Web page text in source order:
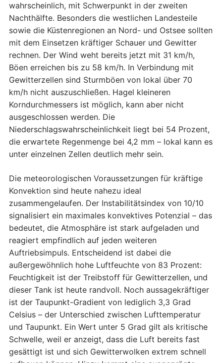
wahrscheinlich, mit Schwerpunkt in der zweiten
Nachthälfte. Besonders die westlichen Landesteile
sowie die Küstenregionen an Nord- und Ostsee sollten
mit dem Einsetzen kräftiger Schauer und Gewitter
rechnen. Der Wind weht bereits jetzt mit 31 km/h,
Böen erreichen bis zu 58 km/h. In Verbindung mit
Gewitterzellen sind Sturmböen von lokal über 70
km/h nicht auszuschließen. Hagel kleineren
Korndurchmessers ist möglich, kann aber nicht
ausgeschlossen werden. Die
Niederschlagswahrscheinlichkeit liegt bei 54 Prozent,
die erwartete Regenmenge bei 4,2 mm – lokal kann es
unter einzelnen Zellen deutlich mehr sein.
Die meteorologischen Voraussetzungen für kräftige
Konvektion sind heute nahezu ideal
zusammengelaufen. Der Instabilitätsindex von 10/10
signalisiert ein maximales konvektives Potenzial – das
bedeutet, die Atmosphäre ist stark aufgeladen und
reagiert empfindlich auf jeden weiteren
Auftriebsimpuls. Entscheidend ist dabei die
außergewöhnlich hohe Luftfeuchte von 83 Prozent:
Feuchtigkeit ist der Treibstoff für Gewitterzellen, und
dieser Tank ist heute randvoll. Noch aussagekräftiger
ist der Taupunkt-Gradient von lediglich 3,3 Grad
Celsius – der Unterschied zwischen Lufttemperatur
und Taupunkt. Ein Wert unter 5 Grad gilt als kritische
Schwelle, weil er anzeigt, dass die Luft bereits fast
gesättigt ist und sich Gewitterwolken extrem schnell